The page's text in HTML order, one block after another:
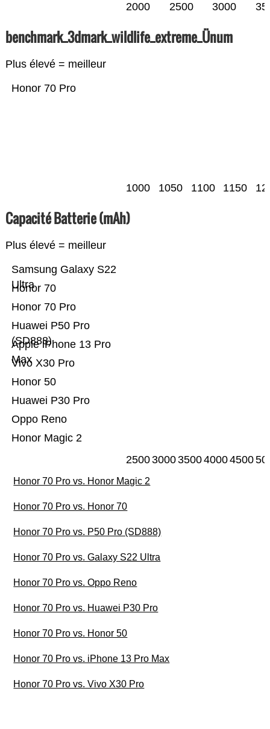
2000 2500 3000
benchmark_3dmark_wildlife_extreme_Ünum
Plus élevé = meilleur
Honor 70 Pro
1000 1050 1100 1150
Capacité Batterie (mAh)
Plus élevé = meilleur
Honor Magic 2
Oppo Reno
Huawei P30 Pro
Honor 50
Vivo X30 Pro
Apple iPhone 13 Pro
Max
Huawei P50 Pro
(SD888)
Honor 70 Pro
Honor 70
Samsung Galaxy S22
Ultra
25003000350040004500
Honor 70 Pro vs. Honor Magic 2
Honor 70 Pro vs. Honor 70
Honor 70 Pro vs. P50 Pro (SD888)
Honor 70 Pro vs. Galaxy S22 Ultra
Honor 70 Pro vs. Oppo Reno
Honor 70 Pro vs. Huawei P30 Pro
Honor 70 Pro vs. Honor 50
Honor 70 Pro vs. iPhone 13 Pro Max
Honor 70 Pro vs. Vivo X30 Pro